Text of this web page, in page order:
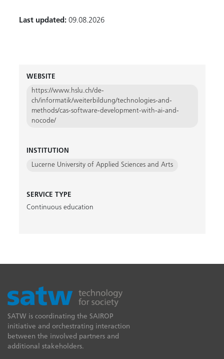
Last updated: 09.08.2026
WEBSITE
https://www.hslu.ch/de-
ch/informatik/weiterbildung/technologies-and-
methods/cas-software-development-with-ai-and-
nocode/
INSTITUTION
Lucerne University of Applied Sciences and Arts
SERVICE TYPE
Continuous education
SATW is coordinating the SAIROP
initiative and orchestrating interaction
between the involved partners and
additional stakeholders.